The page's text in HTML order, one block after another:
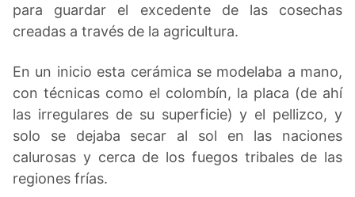
para guardar el excedente de las cosechas
creadas a través de la agricultura.
En un inicio esta cerámica se modelaba a mano,
con técnicas como el colombín, la placa (de ahí
las irregulares de su superficie) y el pellizco, y
solo se dejaba secar al sol en las naciones
calurosas y cerca de los fuegos tribales de las
regiones frías.